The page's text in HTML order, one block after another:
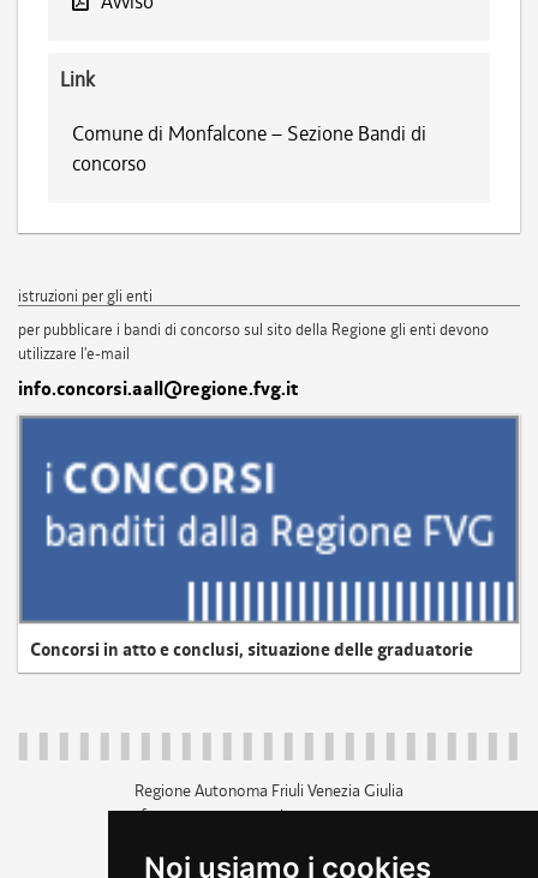
Noi usiamo i cookies
Link
Comune di Monfalcone – Sezione Bandi di
concorso
istruzioni per gli enti
per pubblicare i bandi di concorso sul sito della Regione gli enti devono
utilizzare l'e-mail
info.concorsi.aall@regione.fvg.it
Concorsi in atto e conclusi, situazione delle graduatorie
Regione Autonoma Friuli Venezia Giulia
c.f. 80014930327; p.iva 00526040324
+39 040 3771111